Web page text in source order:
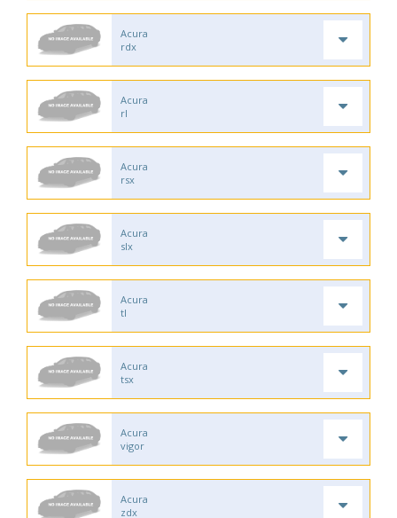
Acura
rdx
Acura
rl
Acura
rsx
Acura
slx
Acura
tl
Acura
tsx
Acura
vigor
Acura
zdx